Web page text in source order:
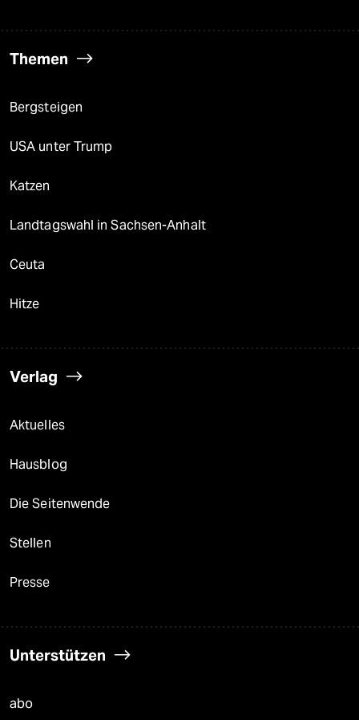
Themen
Bergsteigen
USA unter Trump
Katzen
Landtagswahl in Sachsen-Anhalt
Ceuta
Hitze
Verlag
Aktuelles
Hausblog
Die Seitenwende
Stellen
Presse
Unterstützen
abo